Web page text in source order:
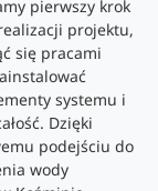
pierwszy krok
projektu,
się pracami
systemu i
Dzięki
podejściu do
wody